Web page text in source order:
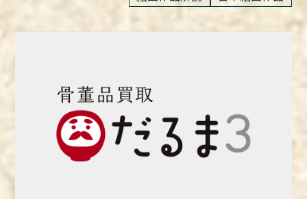
の作品は「幻の作品」として語られることが多
くなったのです。 短期間の展示ゆえに、その迫
竹三兄弟のアナキズム的な表現を強めるきっか
けともなりました。 従来の美術界に対する反
発が高まり、彼らは独自の画塾展を開催し、自
由で前衛的な表現を追求し始めます。 尾竹三
兄弟の反骨精神と独立心は、その後の日本画の
のエプト川に浮かべた小舟は、一家にとって遊
作品はその作品群のなかでも完成度の高い一作
として知られています。 この作品には、光の
なかで戯れる人物像という、モネが初期から取
り組んできたテーマが生きているのです。
1860年代に描かれた『庭の女たち』（オルセ
125.6×33.7cm 所蔵：竹久夢二美術館 2024
年、大正ロマンの画家・竹久夢二が描いた日本
友人に贈った作品であり、繊細な筆致と色使い
で注目を集めています。 絹地に顔料と墨で描
かれており、色彩や仕上げの精緻さが目を引く
作品です。 『白桃や』は、立ちびなを描いて
おり、『南枝王春』は梅花の下で羽根つきをす
名詞として知られています。 シンプルであり
ながら力強いフォルム、鮮やかな色彩、そして
このシリーズは、幼少期の記憶や自然とのつな
がり、彼女の生きた証として、観る者に深い感
動を与えるでしょう。 幻覚と幻聴を乗り越え
た芸術家「草間彌生」が制作するかぼちゃ 現
代アートの巨匠・草間彌生は、幼いころから幻